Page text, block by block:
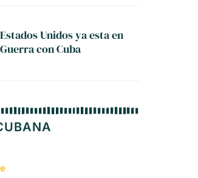
Estados Unidos ya esta en
Guerra con Cuba